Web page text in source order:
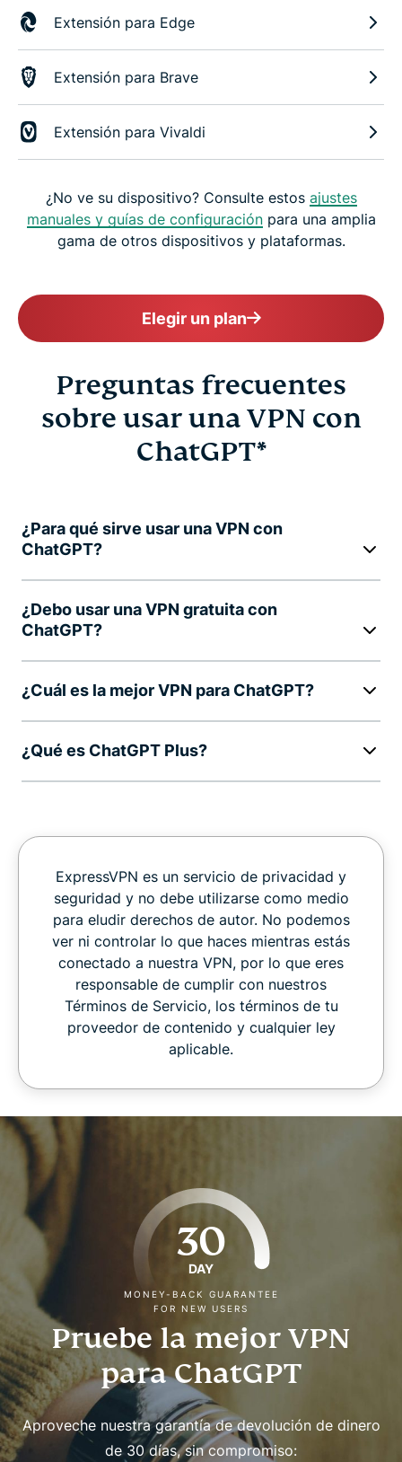
Extensión para Edge
Extensión para Brave
Extensión para Vivaldi
¿No ve su dispositivo? Consulte estos ajustes
manuales y guías de configuraciónpara una amplia
gama de otros dispositivos y plataformas.
Elegir un plan
Preguntas frecuentes
sobre usar una VPN con
ChatGPT*
¿Para qué sirve usar una VPN con
ChatGPT?
¿Debo usar una VPN gratuita con
ChatGPT?
¿Cuál es la mejor VPN para ChatGPT?
¿Qué es ChatGPT Plus?
ExpressVPN es un servicio de privacidad y
seguridad y no debe utilizarse como medio
para eludir derechos de autor. No podemos
ver ni controlar lo que haces mientras estás
conectado a nuestra VPN, por lo que eres
responsable de cumplir con nuestros
Términos de Servicio, los términos de tu
proveedor de contenido y cualquier ley
aplicable.
30
DAY
MONEY-BACK GUARANTEE
FOR NEW USERS
Pruebe la mejor VPN
para ChatGPT
Aproveche nuestra garantía de devolución de dinero
de 30 días, sin compromiso: